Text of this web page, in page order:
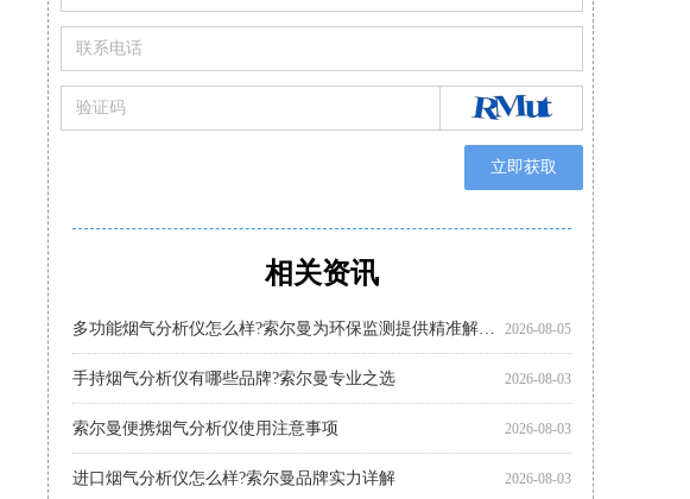
立即获取
相关资讯
进口烟气分析仪有哪些品牌 索尔曼凭借专业品质脱颖而出
手持烟气分析仪有哪些品牌?索尔曼专业之选
索尔曼便携烟气分析仪使用注意事项
进口烟气分析仪怎么样?索尔曼品牌实力详解
进口烟气分析仪多少钱?推荐关注索尔曼进口品牌
手持式烟气分析仪哪个好?索尔曼品牌成行业优选
智能烟气分析仪哪个好?索尔曼以专业实力给出答案
索尔曼烟气分析仪使用步骤详解，专业操作指南看这里
烟气分析仪怎么选?进口仪器选购要点科普
手持烟气分析仪厂家代理推荐：索尔曼与河北祝融环境
多功能烟气分析仪使用注意事项：操作指南
便携式烟气分析仪品牌推荐：索尔曼监测新体验
烟气分析仪使用指南：索尔曼进口烟气分析仪操作流程
进口烟气分析仪哪家好?推荐法国索尔曼